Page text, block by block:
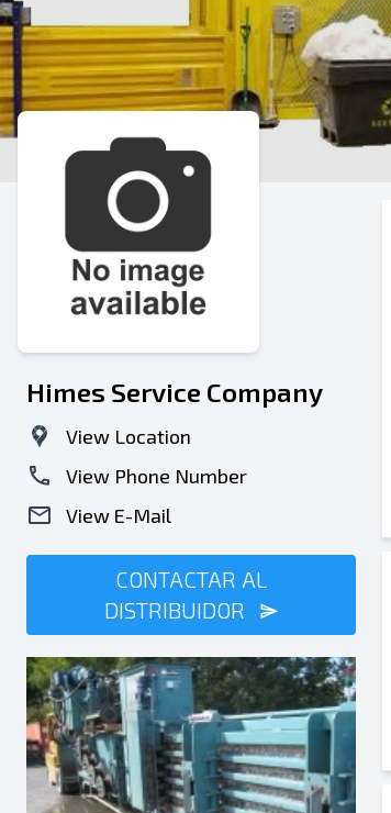
Himes Service Company
View Location
View Phone Number
View E-Mail
CONTACTAR AL
DISTRIBUIDOR